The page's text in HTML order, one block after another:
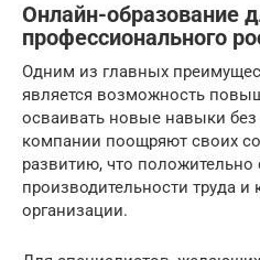
Онлайн-образование
профессионального
Одним из главных
является возможность
осваивать новые навыки
компании поощряют своих
развитию, что положительно
производительности труда и
организации.